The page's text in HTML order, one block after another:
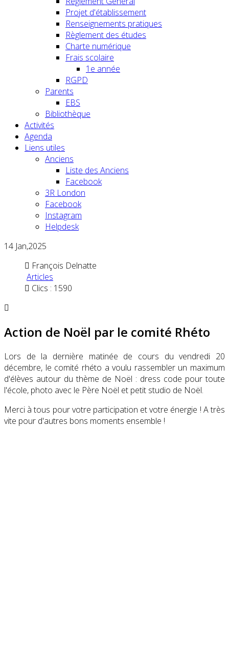
Projet d'établissement
Renseignements pratiques
Règlement des études
Charte numérique
Frais scolaire
1e année
RGPD
Parents
EBS
Bibliothèque
Activités
Agenda
Liens utiles
Anciens
Liste des Anciens
Facebook
3R London
Facebook
Instagram
Helpdesk
14 Jan,2025
François Delnatte
Articles
Clics : 1590
Action de Noël par le comité Rhéto
Lors de la dernière matinée de cours du vendredi 20
décembre, le comité rhéto a voulu rassembler un maximum
d'élèves autour du thème de Noël : dress code pour toute
l'école, photo avec le Père Noël et petit studio de Noël.
Merci à tous pour votre participation et votre énergie ! A très
vite pour d'autres bons moments ensemble !